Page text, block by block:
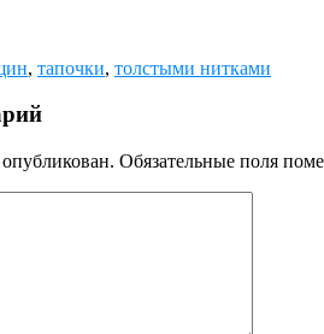
, тапочки, толстыми нитками
Обязательные поля